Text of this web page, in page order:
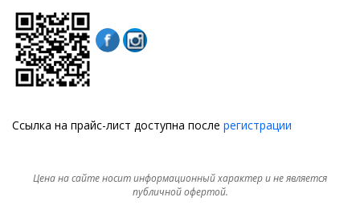
Ссылка на прайс-лист доступна после регистрации
Цена на сайте носит информационный характер и не является
публичной офертой.